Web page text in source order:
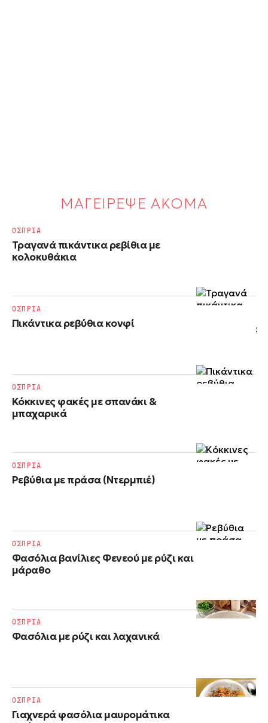
ΜΑΓΕΙΡΕΨΕ ΑΚΟΜΑ
Τραγανά πικάντικα ρεβίθια με
κολοκυθάκια
ΟΣΠΡΙΑ
Πικάντικα ρεβύθια κονφί
ΟΣΠΡΙΑ
Κόκκινες φακές με σπανάκι &
μπαχαρικά
ΟΣΠΡΙΑ
Ρεβύθια με πράσα (Ντερμπιέ)
ΟΣΠΡΙΑ
Φασόλια βανίλιες Φενεού με ρύζι και
μάραθο
ΟΣΠΡΙΑ
Φασόλια με ρύζι​ και λαχανικά
ΟΣΠΡΙΑ
Γιαχνερά φασόλια μαυρομάτικα
ΟΣΠΡΙΑ